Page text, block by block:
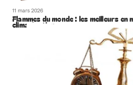
11 mars 2026
Flammes du monde : les meilleurs en
climatisation